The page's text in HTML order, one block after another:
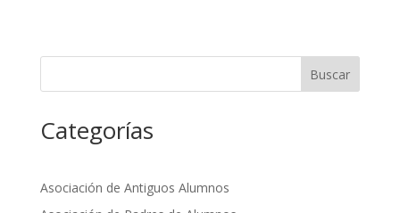
Buscar
Categorías
Asociación de Antiguos Alumnos